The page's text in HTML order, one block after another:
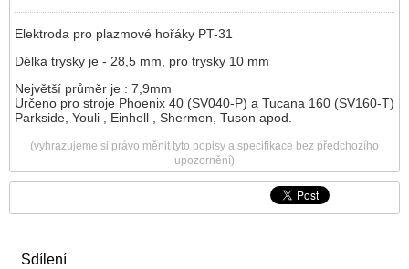
Sdílení
Elektroda pro plazmové hořáky PT-31
Délka trysky je - 28,5 mm, pro trysky 10 mm
Největší průměr je : 7,9mm
Určeno pro stroje Phoenix 40 (SV040-P) a Tucana 160 (SV160-T)
Parkside, Youli , Einhell , Shermen, Tuson apod.
(vyhrazujeme si právo měnit tyto popisy a specifikace bez předchozího
upozornění)